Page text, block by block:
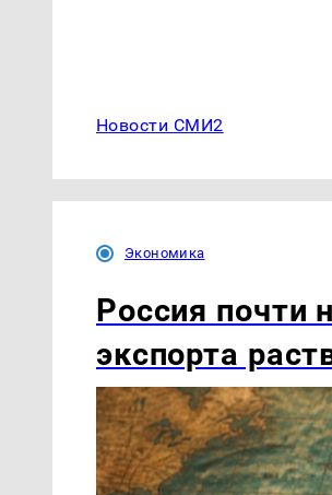
Новости СМИ2
Экономика
Россия почти
экспорта